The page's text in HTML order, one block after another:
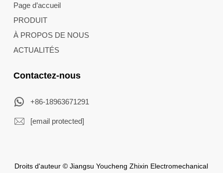
Page d’accueil
PRODUIT
À PROPOS DE NOUS
ACTUALITÉS
Contactez-nous
+86-18963671291
[email protected]
Droits d'auteur © Jiangsu Youcheng Zhixin Electromechanical